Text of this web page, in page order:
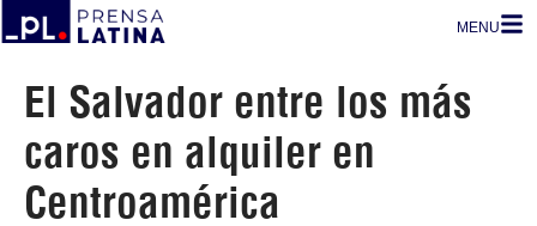
MENU
El Salvador entre los más
caros en alquiler en
Centroamérica